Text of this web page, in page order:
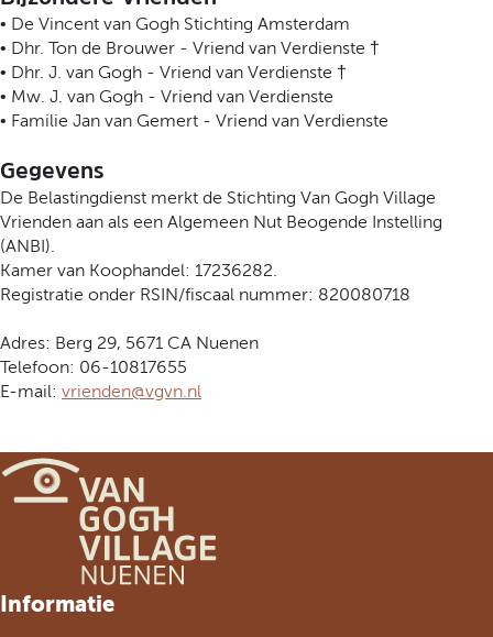
• De Vincent van Gogh Stichting Amsterdam
• Dhr. Ton de Brouwer - Vriend van Verdienste †
• Dhr. J. van Gogh - Vriend van Verdienste †
• Mw. J. van Gogh - Vriend van Verdienste
• Familie Jan van Gemert - Vriend van Verdienste
Gegevens
De Belastingdienst merkt de Stichting Van Gogh Village
Vrienden aan als een Algemeen Nut Beogende Instelling
(ANBI).
Kamer van Koophandel: 17236282.
Registratie onder RSIN/fiscaal nummer: 820080718
Adres: Berg 29, 5671 CA Nuenen
Telefoon: 06-10817655
E-mail: vrienden@vgvn.nl
G
Informatie